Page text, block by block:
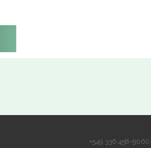
+549 336 458-9060